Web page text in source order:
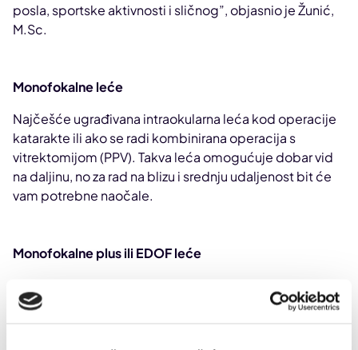
posla, sportske aktivnosti i sličnog”, objasnio je Žunić,
M.Sc.
Monofokalne leće
Najčešće ugrađivana intraokularna leća kod operacije
katarakte ili ako se radi kombinirana operacija s
vitrektomijom (PPV). Takva leća omogućuje dobar vid
na daljinu, no za rad na blizu i srednju udaljenost bit će
vam potrebne naočale.
Monofokalne plus ili EDOF leće
produljene dubine fokusa zbog čega uz korigiranje vida